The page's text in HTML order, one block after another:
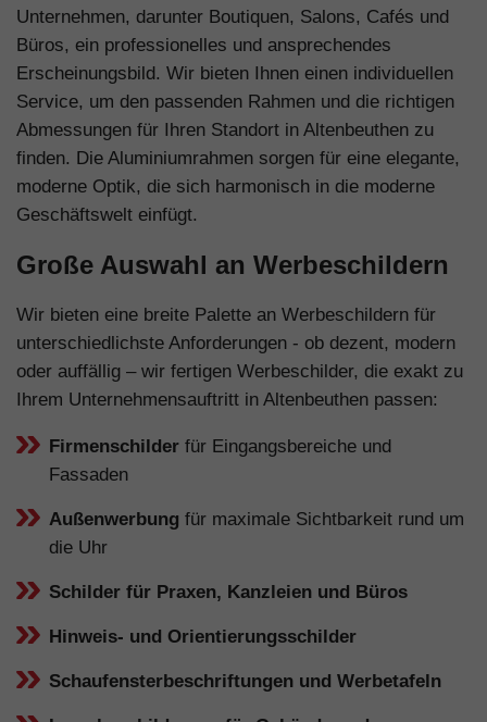
Unternehmen, darunter Boutiquen, Salons, Cafés und
Büros, ein professionelles und ansprechendes
Erscheinungsbild. Wir bieten Ihnen einen individuellen
Service, um den passenden Rahmen und die richtigen
Abmessungen für Ihren Standort in Altenbeuthen zu
finden. Die Aluminiumrahmen sorgen für eine elegante,
moderne Optik, die sich harmonisch in die moderne
Geschäftswelt einfügt.
Große Auswahl an Werbeschildern
Wir bieten eine breite Palette an Werbeschildern für
unterschiedlichste Anforderungen - ob dezent, modern
oder auffällig – wir fertigen Werbeschilder, die exakt zu
Ihrem Unternehmensauftritt in Altenbeuthen passen:
Firmenschilder für Eingangsbereiche und
Fassaden
Außenwerbung für maximale Sichtbarkeit rund um
die Uhr
Schilder für Praxen, Kanzleien und Büros
Hinweis- und Orientierungsschilder
Schaufensterbeschriftungen und Werbetafeln